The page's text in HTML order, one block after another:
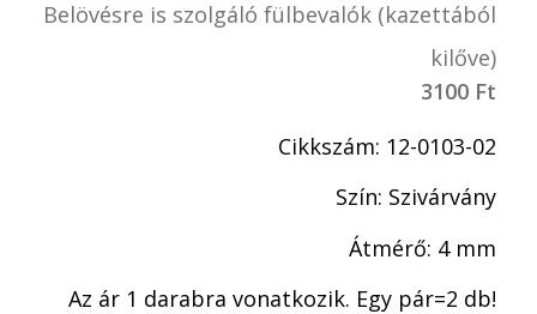
Belövésre is szolgáló fülbevalók (kazettából
kilőve)
3100 Ft
Cikkszám: 12-0103-02
Szín: Szivárvány
Átmérő: 4 mm
Az ár 1 darabra vonatkozik. Egy pár=2 db!